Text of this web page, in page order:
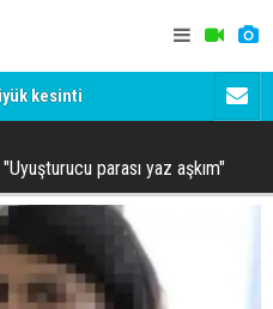
kesinti
parası yaz aşkım"